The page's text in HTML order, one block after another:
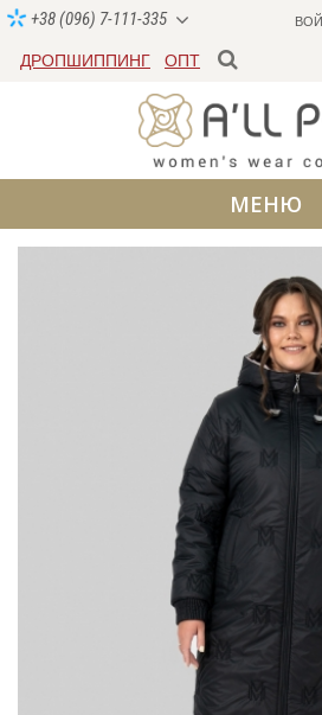
+38 (096) 7-111-335
ДРОПШИППИНГ ОПТ
МЕНЮ